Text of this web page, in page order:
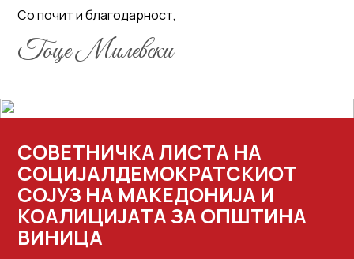
Со почит и благодарност,
Гоце Милевски
СОВЕТНИЧКА ЛИСТА НА
СОЦИЈАЛДЕМОКРАТСКИОТ
СОЈУЗ НА МАКЕДОНИЈА И
КОАЛИЦИЈАТА ЗА ОПШТИНА
ВИНИЦА